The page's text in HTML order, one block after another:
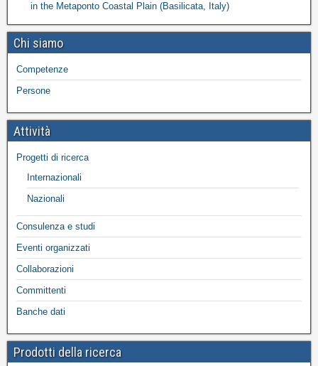
in the Metaponto Coastal Plain (Basilicata, Italy)
Chi siamo
Competenze
Persone
Attività
Progetti di ricerca
Internazionali
Nazionali
Consulenza e studi
Eventi organizzati
Collaborazioni
Committenti
Banche dati
Prodotti della ricerca